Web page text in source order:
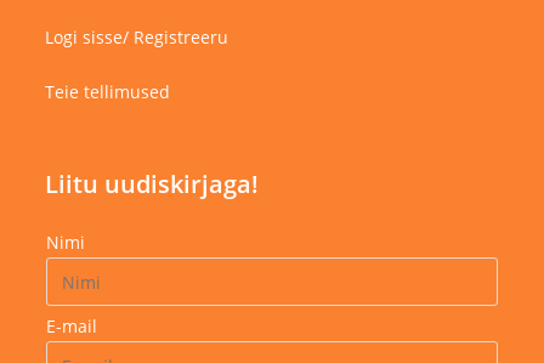
Logi sisse/ Registreeru
Teie tellimused
Liitu uudiskirjaga!
Nimi
E-mail